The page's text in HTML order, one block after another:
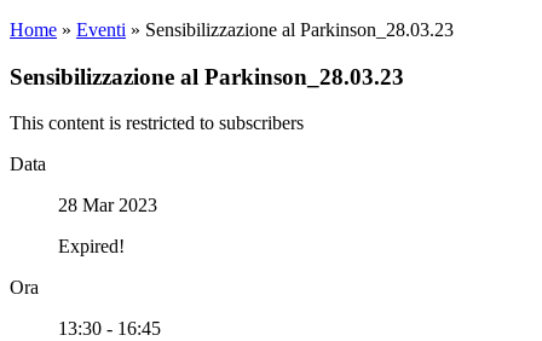
Home » Eventi » Sensibilizzazione al Parkinson_28.03.23
Sensibilizzazione al Parkinson_28.03.23
This content is restricted to subscribers
Data
28 Mar 2023
Expired!
Ora
13:30 - 16:45